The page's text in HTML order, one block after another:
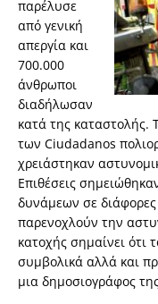
παρέλυσε
από γενική
απεργία και
700.000
άνθρωποι
διαδήλωσαν
κατά της καταστολής.
των Ciudadanos
χρειάστηκαν
Επιθέσεις
δυνάμεων σε διάφορες
παρενοχλούν την
κατοχής σημαίνει ότι
συμβολικά αλλά και
μια δημοσιογράφος